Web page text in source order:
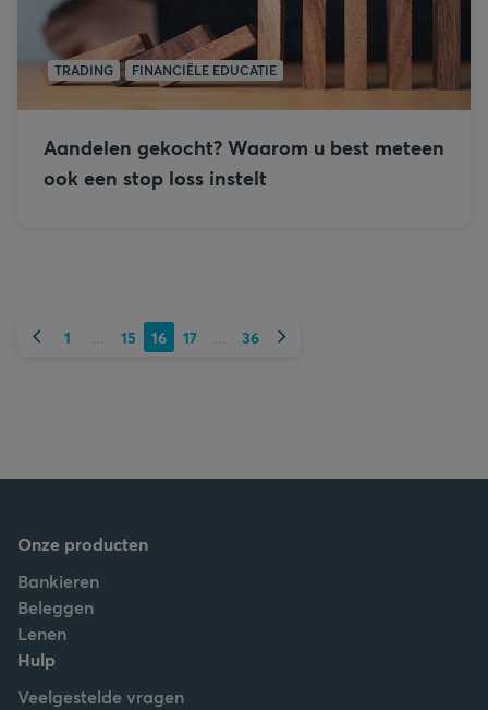
TRADING FINANCIËLE EDUCATIE
Aandelen gekocht? Waarom u best meteen
ook een stop loss instelt
Vorige 1 15 16 17 36 Volgende
Onze producten
Bankieren
Beleggen
Lenen
Hulp
Veelgestelde vragen